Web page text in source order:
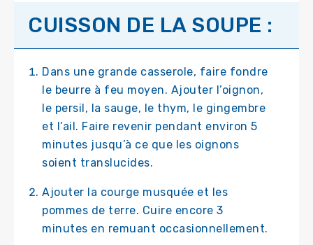
CUISSON DE LA SOUPE :
Dans une grande casserole, faire fondre
le beurre à feu moyen. Ajouter l’oignon,
le persil, la sauge, le thym, le gingembre
et l’ail. Faire revenir pendant environ 5
minutes jusqu’à ce que les oignons
soient translucides.
Ajouter la courge musquée et les
pommes de terre. Cuire encore 3
minutes en remuant occasionnellement.